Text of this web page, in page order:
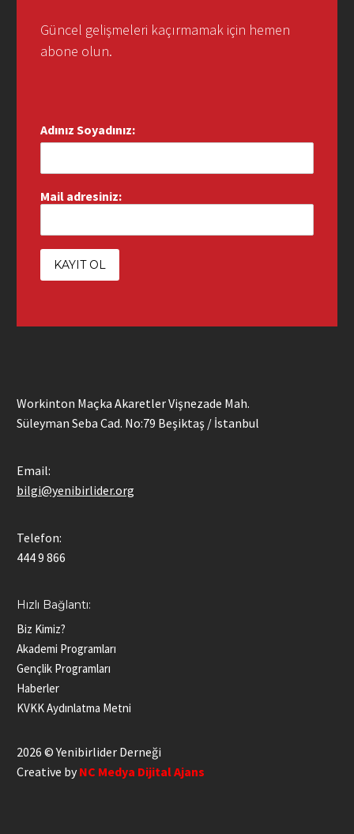
Workinton Maçka Akaretler Vişnezade Mah.
Süleyman Seba Cad. No:79 Beşiktaş / İstanbul
Email:
bilgi@yenibirlider.org
Telefon:
444 9 866
Hızlı Bağlantı:
Biz Kimiz?
Akademi Programları
Gençlik Programları
Haberler
KVKK Aydınlatma Metni
2026 © Yenibirlider Derneği
Creative by NC Medya Dijital Ajans
Güncel gelişmeleri kaçırmamak için hemen
abone olun.
Adınız Soyadınız:
Mail adresiniz: